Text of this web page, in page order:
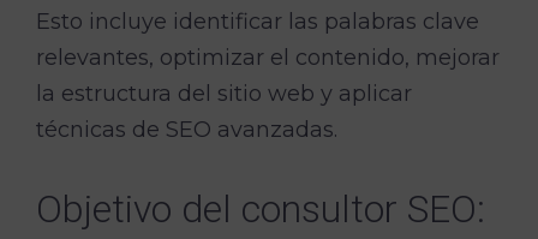
Esto incluye identificar las palabras clave
relevantes, optimizar el contenido, mejorar
la estructura del sitio web y aplicar
técnicas de SEO avanzadas.
Objetivo del consultor SEO: